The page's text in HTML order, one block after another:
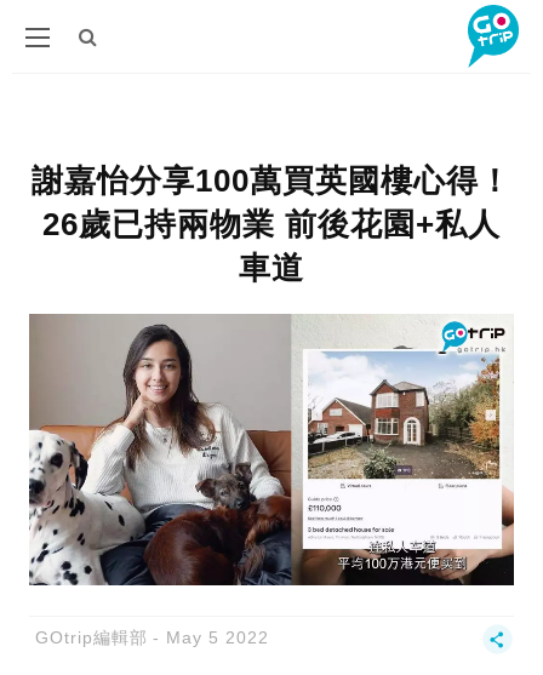
謝嘉怡分享100萬買英國樓心得！
26歲已持兩物業 前後花園+私人
車道
GOtrip編輯部 May 5 2022